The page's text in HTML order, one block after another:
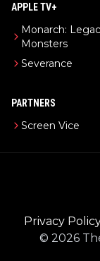
APPLE TV+
Monarch:
Monsters
Severance
PARTNERS
Screen Vice
Privacy
© 2026